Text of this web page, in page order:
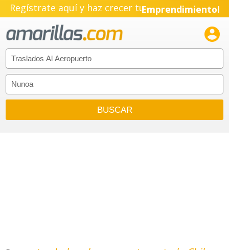
Regístrate aquí y haz crecer tuEmprendimiento!
